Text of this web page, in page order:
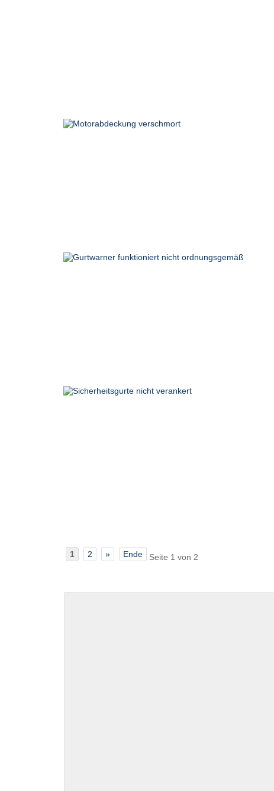
Seite 1 von 2
1 2 » Ende